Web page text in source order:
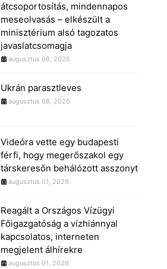
átcsoportosítás, mindennapos
meseolvasás – elkészült a
minisztérium alsó tagozatos
javaslatcsomagja
augusztus 08, 2026
Ukrán parasztleves
augusztus 08, 2026
Videóra vette egy budapesti
férfi, hogy megerőszakol egy
társkeresőn behálózott asszonyt
augusztus 01, 2026
Reagált a Országos Vízügyi
Főigazgatóság a vízhiánnyal
kapcsolatos, interneten
megjelent álhírekre
augusztus 01, 2026